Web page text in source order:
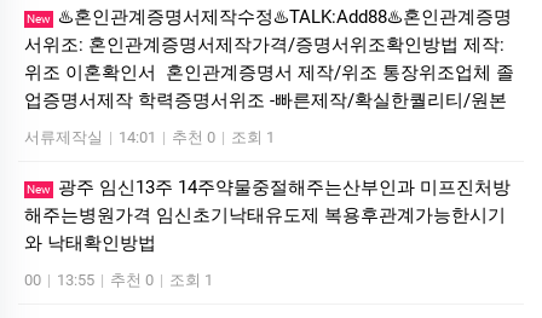
New
♨️혼인관계증명서제작수정♨️TALK:Add88♨️혼인관계증명
서위조: 혼인관계증명서제작가격/증명서위조확인방법 제작:
위조 이혼확인서 혼인관계증명서 제작/위조 통장위조업체 졸
업증명서제작 학력증명서위조 -빠른제작/확실한퀄리티/원본
서류제작실 | 14:01 | 추천 0 | 조회 1
New
광주 임신13주 14주약물중절해주는산부인과 미프진처방
해주는병원가격 임신초기낙태유도제 복용후관계가능한시기
와 낙태확인방법
00 | 13:55 | 추천 0 | 조회 1